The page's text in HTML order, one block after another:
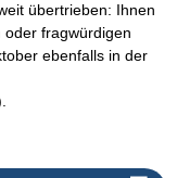
übertrieben: Ihnen
fragwürdigen
ebenfalls in der